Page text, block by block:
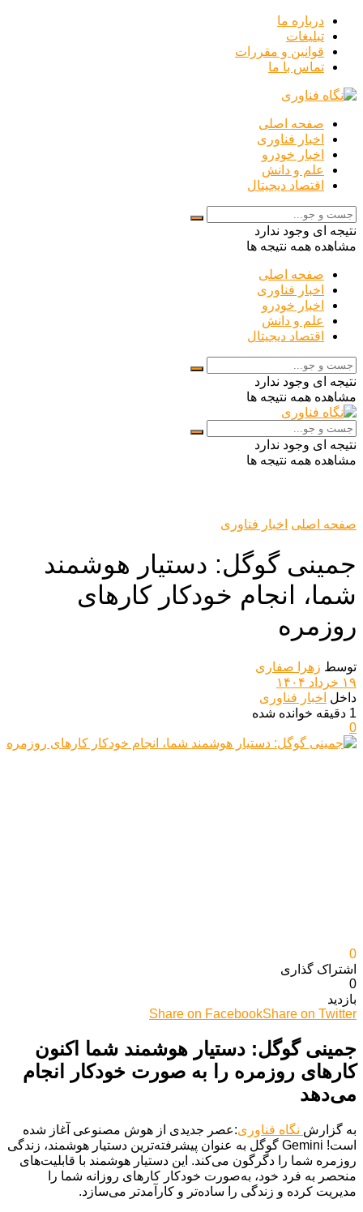
درباره ما
تبلیغات
قوانین و مقررات
تماس با ما
صفحه اصلی
اخبار فناوری
اخبار خودرو
علم و دانش
اقتصاد دیجیتال
نتیجه ای وجود ندارد
مشاهده همه نتیجه ها
صفحه اصلی
اخبار فناوری
اخبار خودرو
علم و دانش
اقتصاد دیجیتال
نتیجه ای وجود ندارد
مشاهده همه نتیجه ها
نتیجه ای وجود ندارد
مشاهده همه نتیجه ها
صفحه اصلی اخبار فناوری
جمینی گوگل: دستیار هوشمند
شما، انجام خودکار کارهای
روزمره
توسط زهرا صفاری
۱۹ خرداد ۱۴۰۴
داخل اخبار فناوری
1 دقیقه خوانده شده
0
0
اشتراک گذاری‌
0
بازدید
Share on FacebookShare on Twitter
جمینی گوگل: دستیار هوشمند شما اکنون
کارهای روزمره را به صورت خودکار انجام
می‌دهد
به گزارش نگاه فناوری:عصر جدیدی از هوش مصنوعی آغاز شده
است! Gemini گوگل به عنوان پیشرفته‌ترین دستیار هوشمند، زندگی
روزمره شما را دگرگون می‌کند. این دستیار هوشمند با قابلیت‌های
منحصر به فرد خود، به‌صورت خودکار کارهای روزانه شما را
مدیریت کرده و زندگی را ساده‌تر و کارآمدتر می‌سازد.